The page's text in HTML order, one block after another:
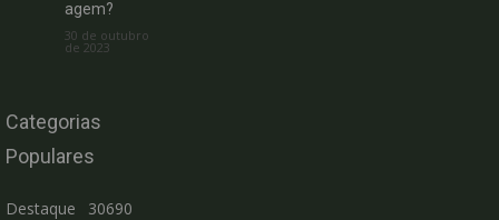
agem?
30 de outubro
de 2023
Categorias
Populares
Destaque
30690